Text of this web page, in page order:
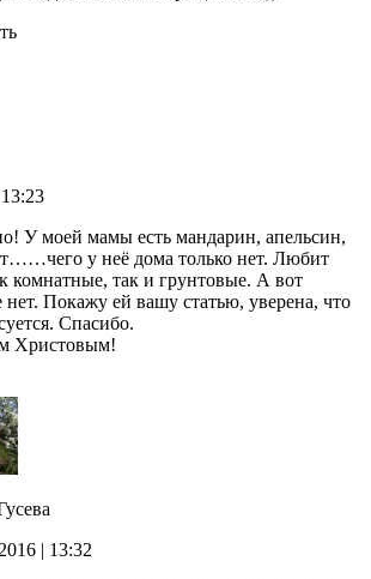
У моей мамы есть мандарин, апельсин,
у неё дома только нет. Любит
комнатные, так и грунтовые. А вот
нет. Покажу ей вашу статью, уверена, что
Спасибо.
Христовым!
| 13:32